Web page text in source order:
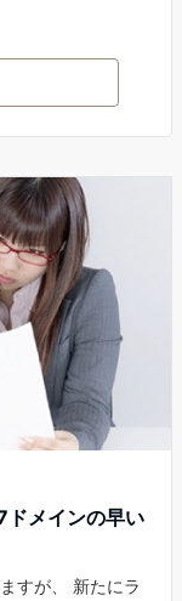
メインの早い
すが、 新たにラ